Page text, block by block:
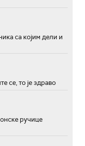
са којим дели и
се, то је здраво
ручице